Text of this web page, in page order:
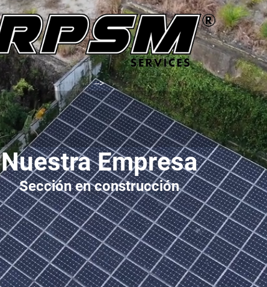
-->
Nuestra Empresa
Sección en construcción